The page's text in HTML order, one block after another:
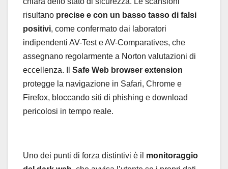
risultano precise e con un basso tasso di falsi
positivi, come confermato dai laboratori
indipendenti AV-Test e AV-Comparatives, che
assegnano regolarmente a Norton valutazioni di
eccellenza. Il Safe Web browser extension
protegge la navigazione in Safari, Chrome e
Firefox, bloccando siti di phishing e download
pericolosi in tempo reale.
Uno dei punti di forza distintivi è il monitoraggio